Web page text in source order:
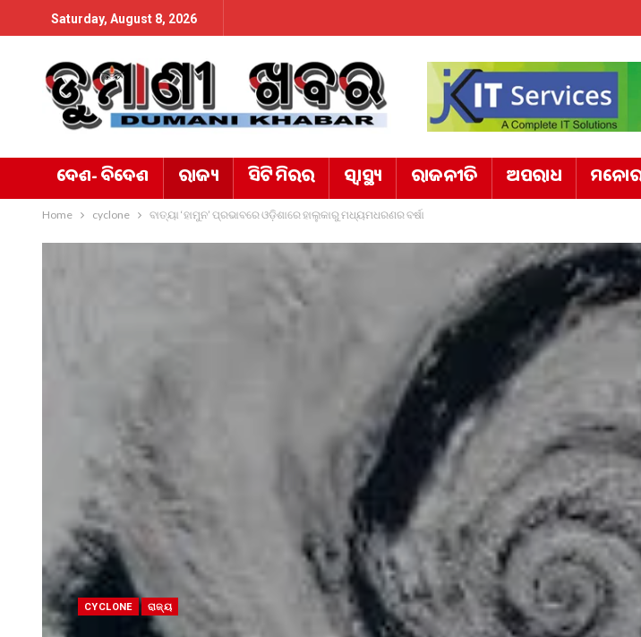
Saturday, August 8, 2026
ଦେଶ- ବିଦେଶ ରାଜ୍ୟ ସିଟି ମିରର ସ୍ୱାସ୍ଥ୍ୟ ରାଜନୀତି ଅପରାଧ
Home cyclone ବାତ୍ୟା ‘ହାମୁନ’ ପ୍ରଭାବରେ ଓଡ଼ିଶାରେ ହାଲୁକାରୁ ମଧ୍ୟମଧରଣର ବର୍ଷା
CYCLONE ରାଜ୍ୟ